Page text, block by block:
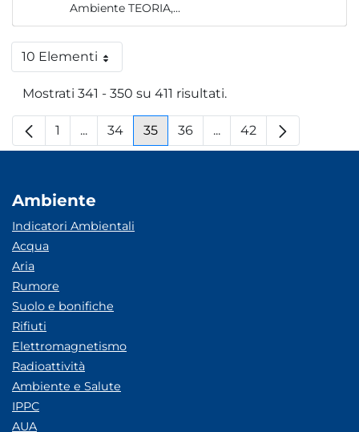
Ambiente TEORIA,...
10 ElementiPer pagina
Mostrati 341 - 350 su 411 risultati.
Pagina
1 ...Pagine intermedie
Pagina
34 Pagina
35 Pagina
36 ...Pagine intermedie
Pagina
42
Ambiente
Indicatori Ambientali
Acqua
Aria
Rumore
Suolo e bonifiche
Rifiuti
Elettromagnetismo
Radioattività
Ambiente e Salute
IPPC
AUA